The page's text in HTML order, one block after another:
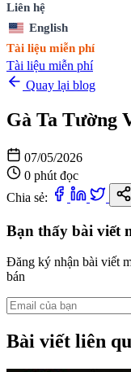
Liên hệ
English
Tài liệu miễn phí
Tài liệu miễn phí
Quay lại blog
Gà Ta Tường
07/05/2026
0 phút đọc
Chia sẻ:
Bạn thấy bài viết
Đăng ký nhận bài viết
bán
Bài viết liên